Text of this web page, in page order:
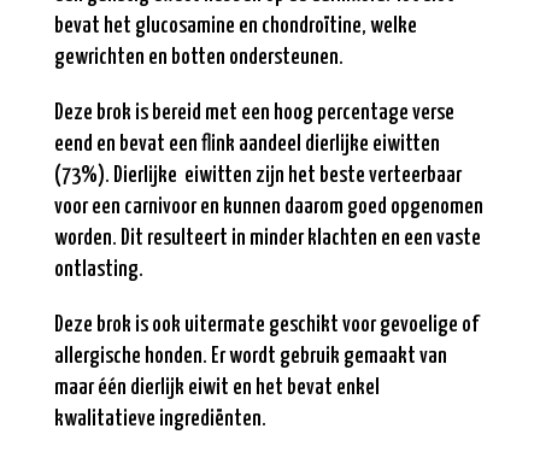
bevat het glucosamine en chondroïtine, welke
gewrichten en botten ondersteunen.
Deze brok is bereid met een hoog percentage verse
eend en bevat een flink aandeel dierlijke eiwitten
(73%). Dierlijke eiwitten zijn het beste verteerbaar
voor een carnivoor en kunnen daarom goed opgenomen
worden. Dit resulteert in minder klachten en een vaste
ontlasting.
Deze brok is ook uitermate geschikt voor gevoelige of
allergische honden. Er wordt gebruik gemaakt van
maar één dierlijk eiwit en het bevat enkel
kwalitatieve ingrediënten.